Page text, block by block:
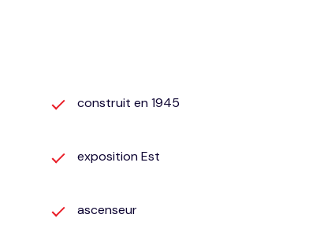
construit en 1945
exposition Est
ascenseur